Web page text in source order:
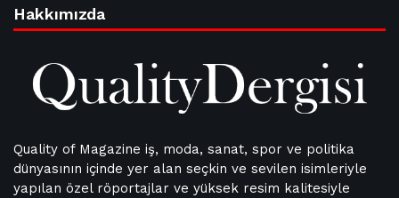
Hakkımızda
Quality of Magazine iş, moda, sanat, spor ve politika
dünyasının içinde yer alan seçkin ve sevilen isimleriyle
yapılan özel röportajlar ve yüksek resim kalitesiyle